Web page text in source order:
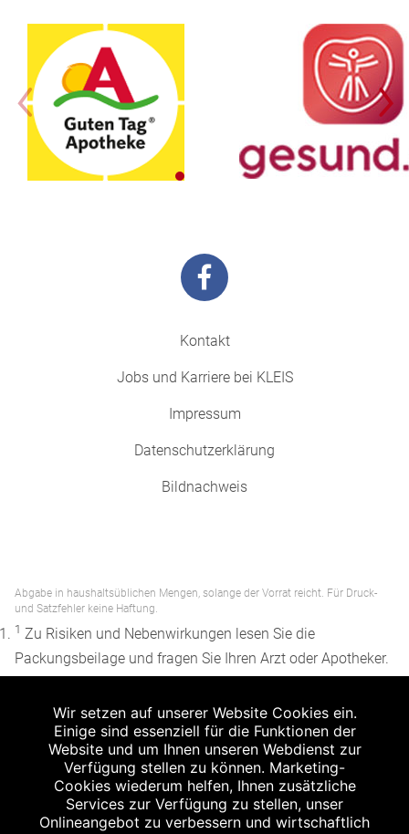
Kontakt
Jobs und Karriere bei KLEIS
Impressum
Datenschutzerklärung
Bildnachweis
Abgabe in haushaltsüblichen Mengen, solange der Vorrat reicht. Für Druck-
und Satzfehler keine Haftung.
1 Zu Risiken und Nebenwirkungen lesen Sie die
Packungsbeilage und fragen Sie Ihren Arzt oder Apotheker.
Apothekenerstattungspreis (AEP). Der AEP ist keine
unverbindliche Preisempfehlung der Hersteller. Der AEP ist
ein von den Apotheken in Ansatz gebrachter Preis für
rezeptfreie Arzneimittel. Er entspricht in der Höhe dem für
Apotheken verbindlichen Abgabepreis, zu dem eine
Wir setzen auf unserer Website Cookies ein.
Einige sind essenziell für die Funktionen der
Website und um Ihnen unseren Webdienst zur
Verfügung stellen zu können. Marketing-
Cookies wiederum helfen, Ihnen zusätzliche
Services zur Verfügung zu stellen, unser
Onlineangebot zu verbessern und wirtschaftlich